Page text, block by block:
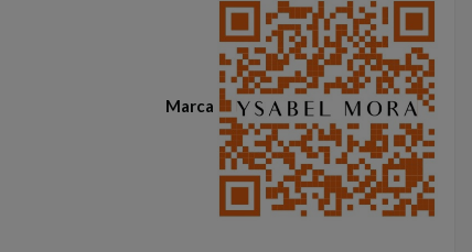
Marca